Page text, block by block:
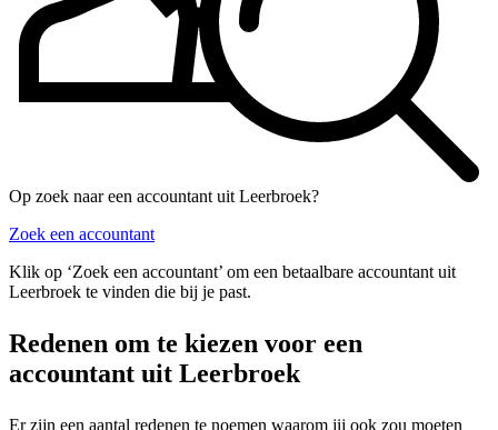
Op zoek naar een accountant uit Leerbroek?
Zoek een accountant
Klik op ‘Zoek een accountant’ om een betaalbare accountant uit
Leerbroek te vinden die bij je past.
Redenen om te kiezen voor een
accountant uit Leerbroek
Er zijn een aantal redenen te noemen waarom jij ook zou moeten